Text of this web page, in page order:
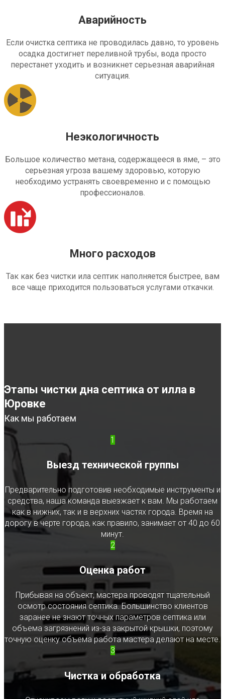
Аварийность
Если очистка септика не проводилась давно, то уровень
осадка достигнет переливной трубы, вода просто
перестанет уходить и возникнет серьезная аварийная
ситуация.
Неэкологичность
Большое количество метана, содержащееся в яме, – это
серьезная угроза вашему здоровью, которую
необходимо устранять своевременно и с помощью
профессионалов.
Много расходов
Так как без чистки ила септик наполняется быстрее, вам
все чаще приходится пользоваться услугами откачки.
Этапы чистки дна септика от илла в
Юровке
Как мы работаем
1
Выезд технической группы
Предварительно подготовив необходимые инструменты и
средства, наша команда выезжает к вам. Мы работаем
как в нижних, так и в верхних частях города. Время на
дорогу в черте города, как правило, занимает от 40 до 60
минут.
2
Оценка работ
Прибывая на объект, мастера проводят тщательный
осмотр состояния септика. Большинство клиентов
заранее не знают точных параметров септика или
объема загрязнений из-за закрытой крышки, поэтому
точную оценку объема работа мастера делают на месте.
3
Чистка и обработка